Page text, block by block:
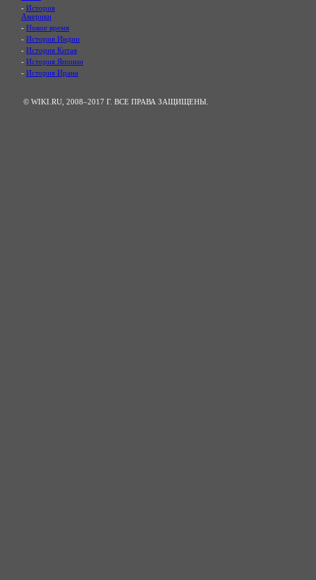
- История
Америки
- Новое время
- История Индии
- История Китая
- История Японии
- История Ирана
© WIKI.RU, 2008–2017 Г. ВСЕ ПРАВА ЗАЩИЩЕНЫ.